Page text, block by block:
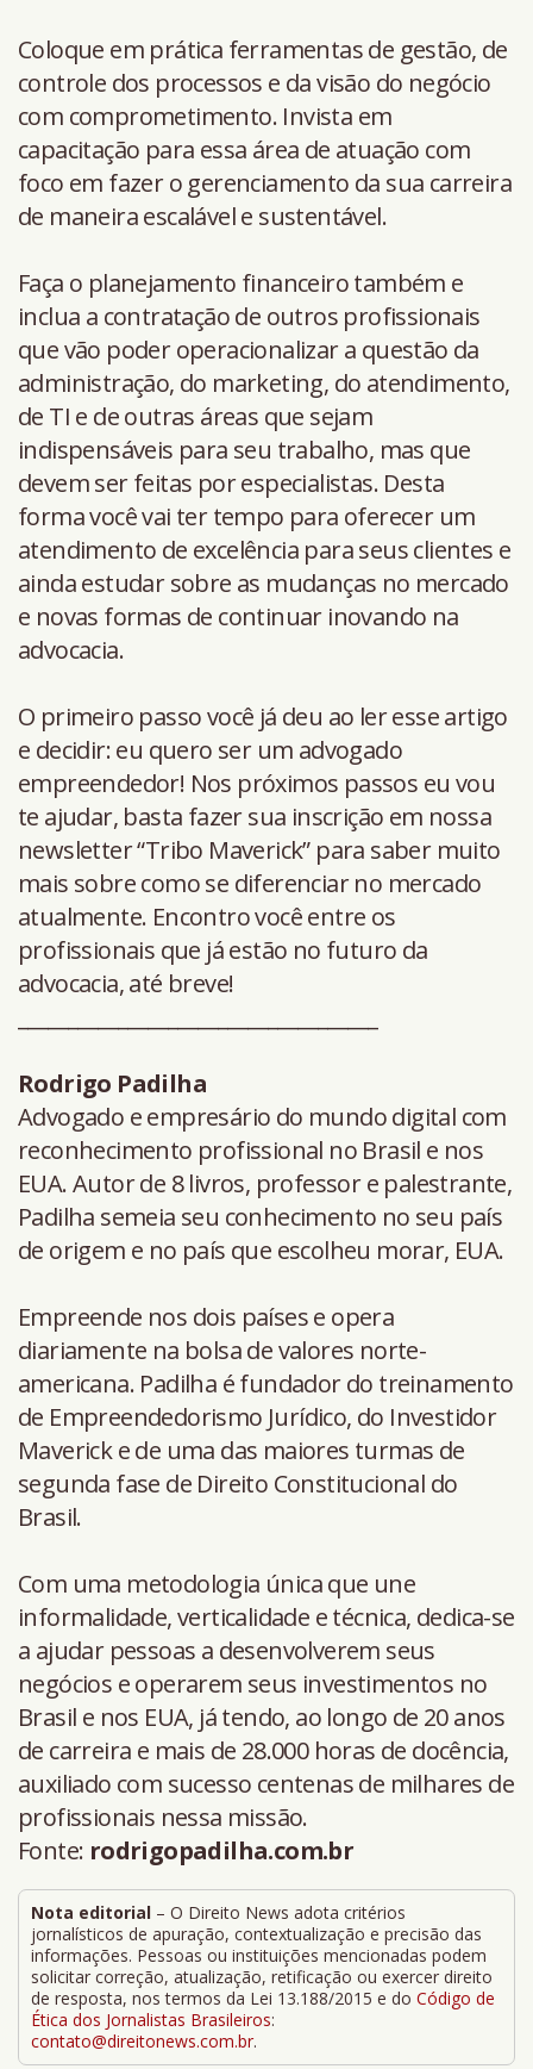
Coloque em prática ferramentas de gestão, de
controle dos processos e da visão do negócio
com comprometimento. Invista em
capacitação para essa área de atuação com
foco em fazer o gerenciamento da sua carreira
de maneira escalável e sustentável.
Faça o planejamento financeiro também e
inclua a contratação de outros profissionais
que vão poder operacionalizar a questão da
administração, do marketing, do atendimento,
de TI e de outras áreas que sejam
indispensáveis para seu trabalho, mas que
devem ser feitas por especialistas. Desta
forma você vai ter tempo para oferecer um
atendimento de excelência para seus clientes e
ainda estudar sobre as mudanças no mercado
e novas formas de continuar inovando na
advocacia.
O primeiro passo você já deu ao ler esse artigo
e decidir: eu quero ser um advogado
empreendedor! Nos próximos passos eu vou
te ajudar, basta fazer sua inscrição em nossa
newsletter “Tribo Maverick” para saber muito
mais sobre como se diferenciar no mercado
atualmente. Encontro você entre os
profissionais que já estão no futuro da
advocacia, até breve!
Rodrigo Padilha
Advogado e empresário do mundo digital com
reconhecimento profissional no Brasil e nos
EUA. Autor de 8 livros, professor e palestrante,
Padilha semeia seu conhecimento no seu país
de origem e no país que escolheu morar, EUA.
Empreende nos dois países e opera
diariamente na bolsa de valores norte-
americana. Padilha é fundador do treinamento
de Empreendedorismo Jurídico, do Investidor
Maverick e de uma das maiores turmas de
segunda fase de Direito Constitucional do
Brasil.
Com uma metodologia única que une
informalidade, verticalidade e técnica, dedica-se
a ajudar pessoas a desenvolverem seus
negócios e operarem seus investimentos no
Brasil e nos EUA, já tendo, ao longo de 20 anos
de carreira e mais de 28.000 horas de docência,
auxiliado com sucesso centenas de milhares de
profissionais nessa missão.
Fonte: rodrigopadilha.com.br
Nota editorial – O Direito News adota critérios
jornalísticos de apuração, contextualização e precisão das
informações. Pessoas ou instituições mencionadas podem
solicitar correção, atualização, retificação ou exercer direito
de resposta, nos termos da Lei 13.188/2015 e do Código de
Ética dos Jornalistas Brasileiros:
contato@direitonews.com.br.